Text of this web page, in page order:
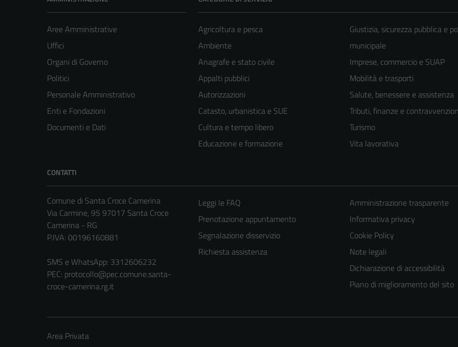
Aree Amministrative
Uffici
Organi di Governo
Politici
Personale Amministrativo
Enti e Fondazioni
Documenti e Dati
Agricoltura e pesca
Ambiente
Anagrafe e stato civile
Appalti pubblici
Autorizzazioni
Catasto, urbanistica e SUE
Cultura e tempo libero
Educazione e formazione
Giustizia, sicurezza pubblica e
municipale
Imprese, commercio e SUAP
Mobilità e trasporti
Salute, benessere e assistenza
Tributi, finanze e
Turismo
Vita lavorativa
CONTATTI
Comune di Santa Croce Camerina
Via Carmine, 95 97017 Santa Croce
Camerina - RG
P.IVA: 00196160881
SMS e WhatsApp: 3312606232
PEC: protocollo@pec.comune.santa-
croce-camerina.rg.it
Leggi le FAQ
Prenotazione appuntamento
Segnalazione disservizio
Richiesta assistenza
Amministrazione trasparente
Informativa privacy
Cookie Policy
Note legali
Dichiarazione di accessibilità
Piano di miglioramento del sito
Area Privata